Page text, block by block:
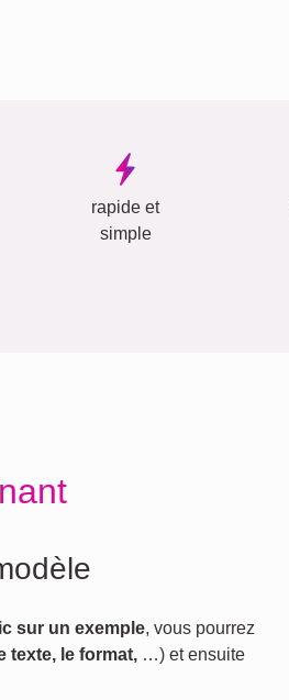
rapide et
simple
sur un exemple, vous pourrez
texte, le format,…) et ensuite